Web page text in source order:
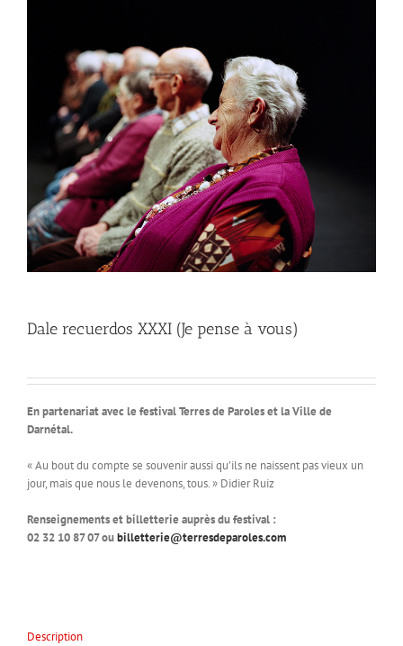
Dale recuerdos XXXI (Je pense à vous)
En partenariat avec le festival Terres de Paroles et la Ville de
Darnétal.
« Au bout du compte se souvenir aussi qu’ils ne naissent pas vieux un
jour, mais que nous le devenons, tous. » Didier Ruiz
Renseignements et billetterie auprès du festival :
02 32 10 87 07 oubilletterie@terresdeparoles.com
Description